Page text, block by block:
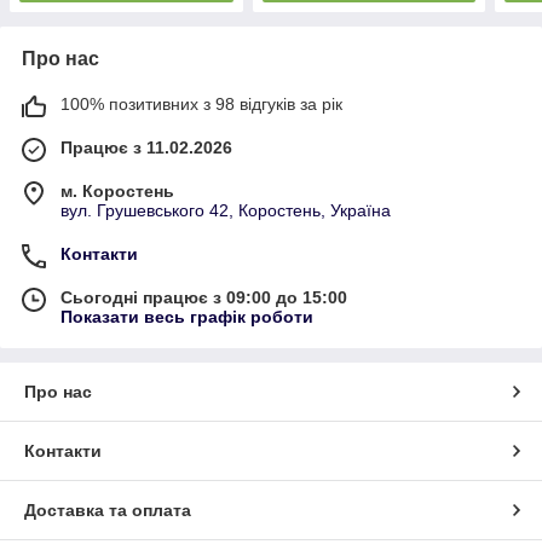
Про нас
100% позитивних з 98 відгуків за рік
Працює з 11.02.2026
м. Коростень
вул. Грушевського 42, Коростень, Україна
Контакти
Сьогодні працює з 09:00 до 15:00
Показати весь графік роботи
Про нас
Контакти
Доставка та оплата